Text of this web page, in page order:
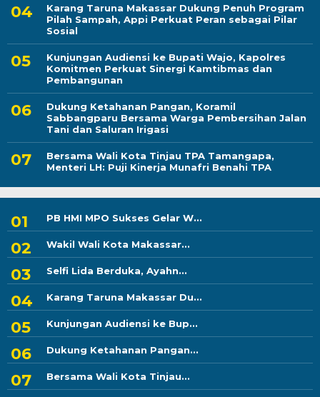
Karang Taruna Makassar Dukung Penuh Program
Pilah Sampah, Appi Perkuat Peran sebagai Pilar
Sosial
Kunjungan Audiensi ke Bupati Wajo, Kapolres
Komitmen Perkuat Sinergi Kamtibmas dan
Pembangunan
Dukung Ketahanan Pangan, Koramil
Sabbangparu Bersama Warga Pembersihan Jalan
Tani dan Saluran Irigasi
Bersama Wali Kota Tinjau TPA Tamangapa,
Menteri LH: Puji Kinerja Munafri Benahi TPA
PB HMI MPO Sukses Gelar W...
Wakil Wali Kota Makassar...
Selfi Lida Berduka, Ayahn...
Karang Taruna Makassar Du...
Kunjungan Audiensi ke Bup...
Dukung Ketahanan Pangan...
Bersama Wali Kota Tinjau...